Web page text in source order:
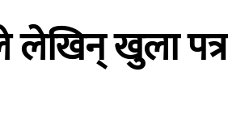
लेखिन् खुला पत्र